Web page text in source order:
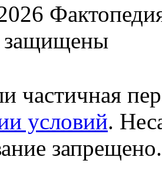
защищены
частичная
условий.